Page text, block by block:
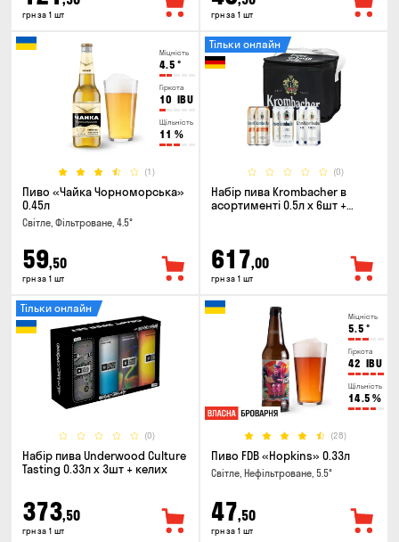
грн за 1 шт грн за 1 шт
Міцність
4.5 °
Гіркота
10 IBU
Щільність
11 %
(1)
Пиво «Чайка Чорноморська»
0.45л
Світле, Фільтроване, 4.5°
59,50
грн за 1 шт
(0)
Тільки онлайн
Набір пива Krombacher в
асортименті 0.5л х 6шт +
617,00
грн за 1 шт
(0)
Тільки онлайн
Набір пива Underwood Culture
Tasting 0.33л x 3шт + келих
373,50
грн за 1 шт
Міцність
5.5 °
Гіркота
42 IBU
Щільність
14.5 %
(28)
Пиво FDB «Hopkins» 0.33л
Світле, Нефільтроване, 5.5°
47,50
грн за 1 шт